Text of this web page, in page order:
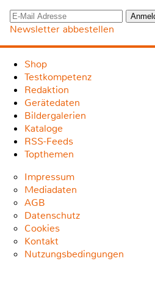
Newsletter abbestellen
Shop
Testkompetenz
Redaktion
Gerätedaten
Bildergalerien
Kataloge
RSS-Feeds
Topthemen
Impressum
Mediadaten
AGB
Datenschutz
Cookies
Kontakt
Nutzungsbedingungen